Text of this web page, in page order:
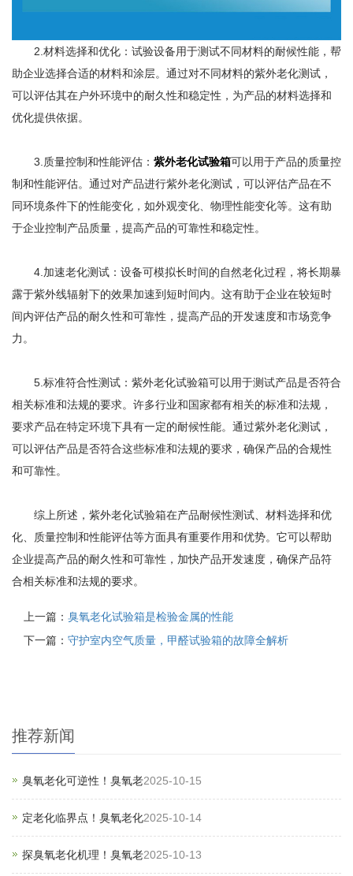
2.材料选择和优化：试验设备用于测试不同材料的耐候性能，帮
助企业选择合适的材料和涂层。通过对不同材料的紫外老化测试，
可以评估其在户外环境中的耐久性和稳定性，为产品的材料选择和
优化提供依据。
3.质量控制和性能评估： 紫外老化试验箱可以用于产品的质量控
制和性能评估。通过对产品进行紫外老化测试，可以评估产品在不
同环境条件下的性能变化，如外观变化、物理性能变化等。这有助
于企业控制产品质量，提高产品的可靠性和稳定性。
4.加速老化测试：设备可模拟长时间的自然老化过程，将长期暴
露于紫外线辐射下的效果加速到短时间内。这有助于企业在较短时
间内评估产品的耐久性和可靠性，提高产品的开发速度和市场竞争
力。
5.标准符合性测试：紫外老化试验箱可以用于测试产品是否符合
相关标准和法规的要求。许多行业和国家都有相关的标准和法规，
要求产品在特定环境下具有一定的耐候性能。通过紫外老化测试，
可以评估产品是否符合这些标准和法规的要求，确保产品的合规性
和可靠性。
综上所述，紫外老化试验箱在产品耐候性测试、材料选择和优
化、质量控制和性能评估等方面具有重要作用和优势。它可以帮助
企业提高产品的耐久性和可靠性，加快产品开发速度，确保产品符
合相关标准和法规的要求。
上一篇： 臭氧老化试验箱是检验金属的性能
下一篇： 守护室内空气质量，甲醛试验箱的故障全解析
推荐新闻
臭氧老化可逆性！臭氧老2025-10-15
定老化临界点！臭氧老化2025-10-14
探臭氧老化机理！臭氧老2025-10-13